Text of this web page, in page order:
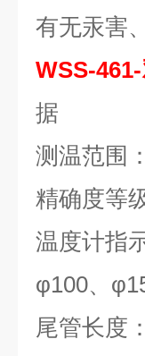
有无汞害
WSS-
据
测温范围
精确度等
温度计指
φ100、
尾管长度